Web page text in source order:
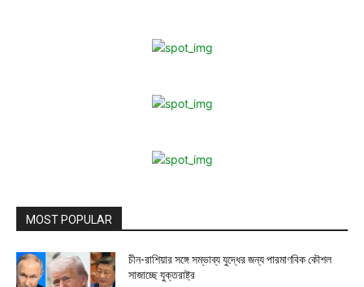
MOST POPULAR
চীন-রাশিয়ার সঙ্গে সম্ভাব্য যুদ্ধের জন্য পারমাণবিক কৌশল
সাজাচ্ছে যুক্তরাষ্ট্র